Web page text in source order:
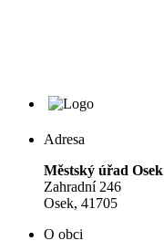
Adresa
Městský úřad Osek
Zahradní 246
Osek, 41705
O obci